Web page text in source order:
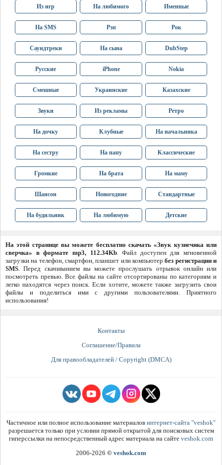
Из игр На любимого Именные
На SMS Рэп Рок
Саундтреки На сына DubStep
Русские iPhone Nokia
Смешные Украинские Казахские
Звуки Из рекламы Ретро
На дочку Клубные На начальника
На сестру На папу Классические
Громкие На брата На маму
Шансон Новогодние Стандартные
На будильник На любимую Детские
На этой странице вы можете бесплатно скачать «Звук кузнечика или
сверчка» в формате mp3, 112.34Kb. Файл доступен для мгновенной
загрузки на телефон, смартфон, планшет или компьютербез регистрации и
SMS. Перед скачиванием вы можете прослушать отрывок онлайн или
посмотреть превью. Все файлы на сайте отсортированы по категориям и
легко находятся через поиск. Если хотите, можете также загрузить свои
файлы и поделиться ими с другими пользователями. Приятного
использования!
Контакты
Соглашение/Правила
Для правообладателей / Copyright (DMCA)
Частичное или полное использование материалов интернет-сайта "veshok"
разрешается только при условии прямой открытой для поисковых систем
гиперссылки на непосредственный адрес материала на сайте veshok.com
2006-2026 © veshok.com